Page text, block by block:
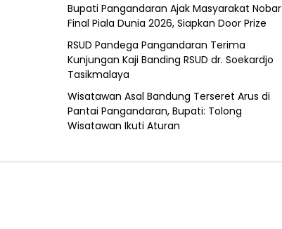
Bupati Pangandaran Ajak Masyarakat Nobar
Final Piala Dunia 2026, Siapkan Door Prize
RSUD Pandega Pangandaran Terima
Kunjungan Kaji Banding RSUD dr. Soekardjo
Tasikmalaya
Wisatawan Asal Bandung Terseret Arus di
Pantai Pangandaran, Bupati: Tolong
Wisatawan Ikuti Aturan